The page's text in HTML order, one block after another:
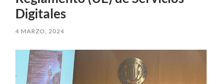
Digitales
4 MARZO, 2024